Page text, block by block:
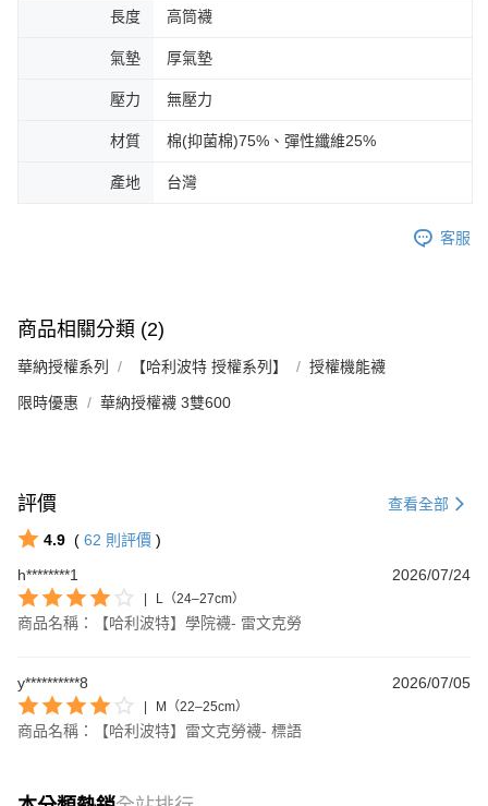
長度 高筒襪
氣墊 厚氣墊
壓力 無壓力
材質 棉(抑菌棉)75%、彈性纖維25%
產地 台灣
客服
商品相關分類 (2)
華納授權系列 【哈利波特 授權系列】 授權機能襪
限時優惠 華納授權襪 3雙600
評價 查看全部
4.9 ( 62 則評價 )
h********1
2026/07/24
L（24–27cm）
商品名稱：【哈利波特】學院襪- 雷文克勞
y**********8 2026/07/05
M（22–25cm）
商品名稱：【哈利波特】雷文克勞襪- 標語